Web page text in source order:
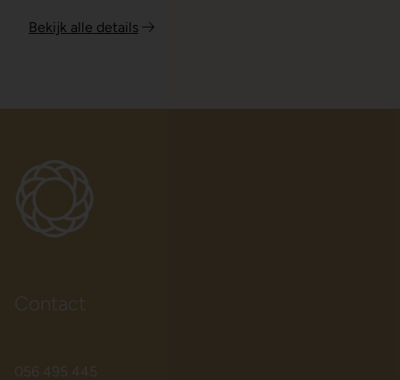
Bekijk alle details
toevoegen
Contact
056 495 445